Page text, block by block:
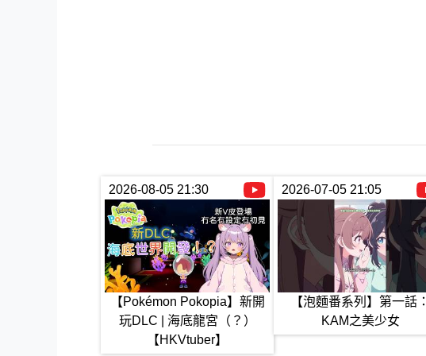
2026-08-05 21:30
【Pokémon Pokopia】新開
玩DLC | 海底龍宮（？）
【HKVtuber】
2026-07-05 21:05
【泡麵番系列】第一話：
KAM之美少女